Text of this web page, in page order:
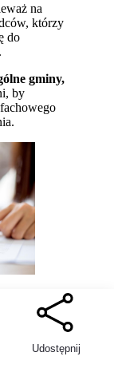
na
którzy
do
gminy,
by
Udostępnij